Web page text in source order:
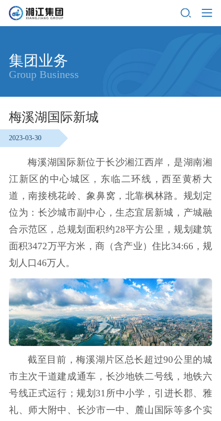
集团业务
Group Business
梅溪湖国际新城
2023-03-30
梅溪湖国际新位于长沙湘江西岸，是湖南湘
江新区的中心城区，东临二环线，西至黄桥大
道，南接桃花岭、象鼻窝，北靠枫林路。规划定
位为：长沙城市副中心，生态宜居新城，产城融
合示范区，总规划面积约28平方公里，规划建筑
面积3472万平方米，商（含产业）住比34:66，规
划人口46万人。
截至目前，梅溪湖片区总长超过90公里的城
市主次干道建成通车，长沙地铁二号线，地铁六
号线正式运行；规划31所中小学，引进长郡、雅
礼、师大附中、长沙市一中、麓山国际等多个实